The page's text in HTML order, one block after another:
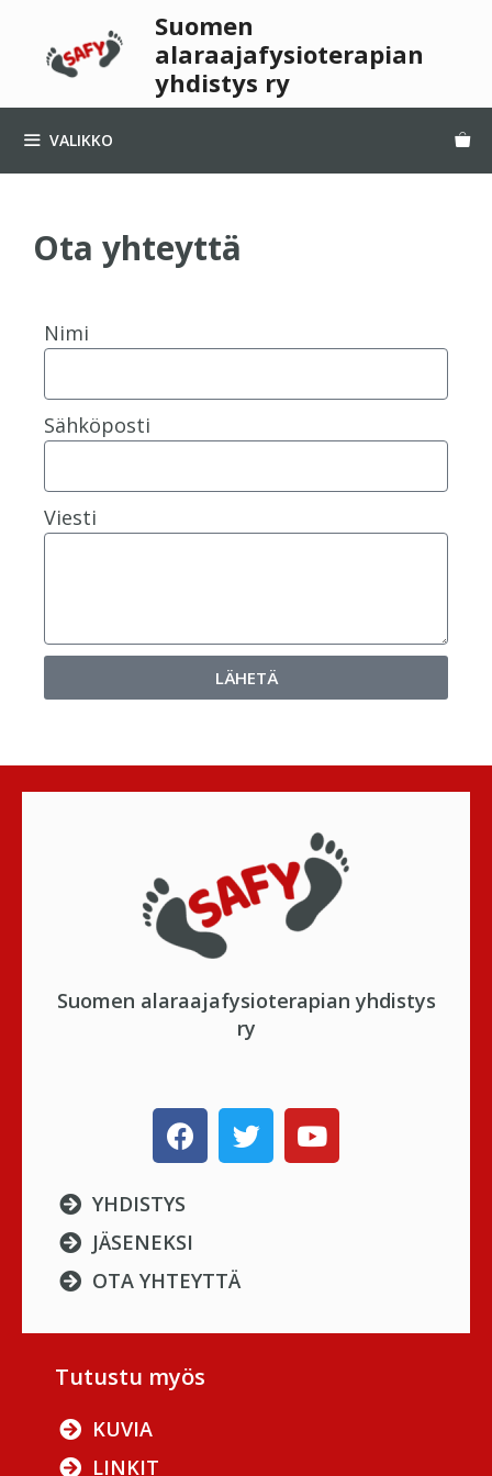
Suomen
alaraajafysioterapian
yhdistys ry
VALIKKO
Ota yhteyttä
Nimi
Sähköposti
Viesti
LÄHETÄ
Suomen alaraajafysioterapian yhdistys
ry
YHDISTYS
JÄSENEKSI
OTA YHTEYTTÄ
Tutustu myös
KUVIA
LINKIT